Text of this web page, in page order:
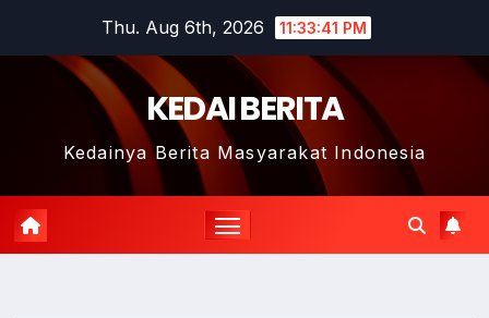
Thu. Aug 6th, 2026 11:33:42 PM
KEDAI BERITA
Kedainya Berita Masyarakat Indonesia